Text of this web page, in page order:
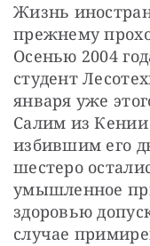
Жизнь
прежнему
Осенью 2004
студент
января уже
Салим из Кении
избившим его
шестеро
умышленное
здоровью
случае